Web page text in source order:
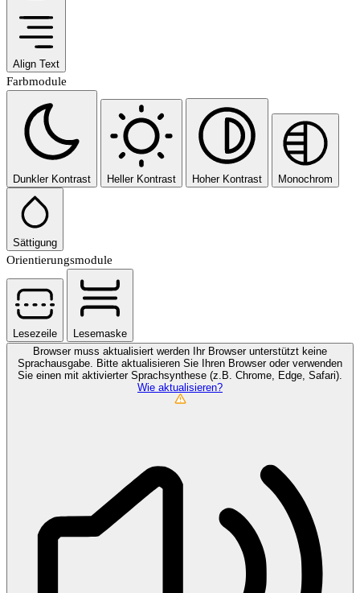
Align Text
Farbmodule
Dunkler Kontrast Heller Kontrast Hoher Kontrast Monochrom
Sättigung
Orientierungsmodule
Lesezeile
Lesemaske
Browser muss aktualisiert werden
Ihr Browser unterstützt keine
Sprachausgabe. Bitte aktualisieren Sie Ihren Browser oder verwenden
Sie einen mit aktivierter Sprachsynthese (z.B. Chrome, Edge, Safari).
Wie aktualisieren?